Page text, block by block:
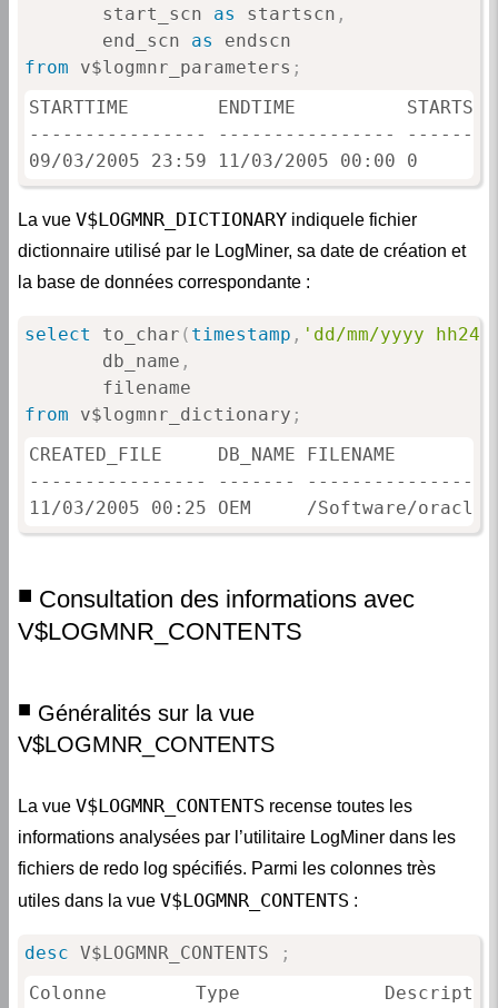
       start_scn
as startscn ,
       end_scn
as
from v$logmnr_parameters ;
STARTTIME        ENDTIME          STARTSCN
---------------- ----------------
09/03/2005 23:59 11/03/2005 00:00 0
La vue V$LOGMNR_DICTIONARY indiquele fichier
dictionnaire utilisé par le LogMiner, sa date de création et
la base de données correspondante :
select to_char ( timestamp , 'dd/mm/yyyy
       db_name
,
from v$logmnr_dictionary ;
CREATED_FILE     DB_NAME FILENAME
---------------- -------
11/03/2005 00:25 OEM     /Software/oracle/
Consultation des informations avec
V$LOGMNR_CONTENTS
Généralités sur la vue
V$LOGMNR_CONTENTS
La vue V$LOGMNR_CONTENTS recense toutes les
informations analysées par l’utilitaire LogMiner dans les
fichiers de redo log spécifiés. Parmi les colonnes très
utiles dans la vue V$LOGMNR_CONTENTS :
desc V$LOGMNR_CONTENTS
;
Colonne        Type